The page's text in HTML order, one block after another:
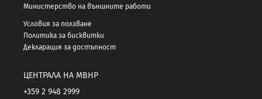
Министерство на външните работи
Условия за ползване
Политика за бисквитки
Декларация за достъпност
ЦЕНТРАЛА НА МВНР
+359 2 948 2999